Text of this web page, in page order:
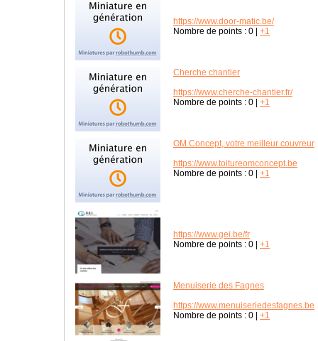
https://www.door-matic.be/
Nombre de points : 0 +1
Cherche chantier
https://www.cherche-chantier.fr/
Nombre de points : 0 +1
OM Concept, votre meilleur couvreur
https://www.toitureomconcept.be
Nombre de points : 0 +1
https://www.gei.be/fr
Nombre de points : 0 +1
Menuiserie des Fagnes
https://www.menuiseriedesfagnes.be
Nombre de points : 0 +1